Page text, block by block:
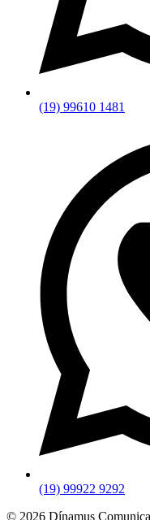
(19) 99610 1481
(19) 99922 9292
© 2026 Dínamus